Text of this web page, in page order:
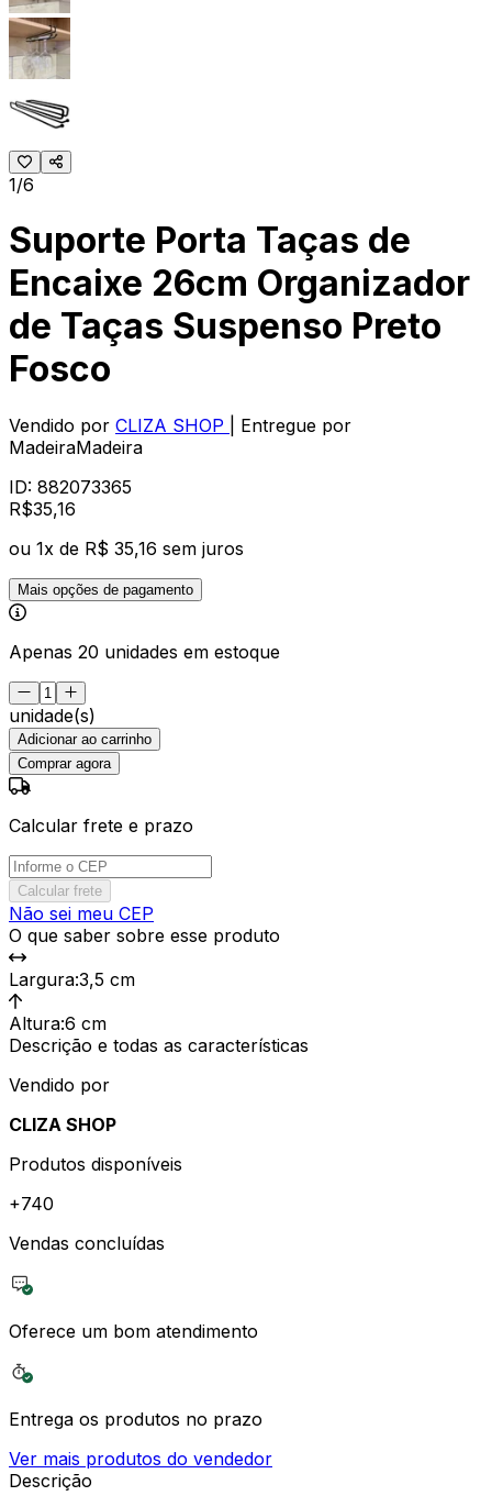
1/6
Suporte Porta Taças de
Encaixe 26cm Organizador
de Taças Suspenso Preto
Fosco
Vendido por CLIZA SHOP
| Entregue por
MadeiraMadeira
ID: 882073365
R$35,16
ou 1x de R$ 35,16 sem juros
Mais opções de pagamento
Apenas 20 unidades em estoque
unidade(s)
Adicionar ao carrinho
Comprar agora
Calcular frete e prazo
Calcular frete
Não sei meu CEP
O que saber sobre esse produto
Largura:3,5 cm
Altura:6 cm
Descrição e todas as características
Vendido por
CLIZA SHOP
Produtos disponíveis
+740
Vendas concluídas
Oferece um bom atendimento
Entrega os produtos no prazo
Ver mais produtos do vendedor
Descrição